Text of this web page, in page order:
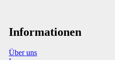
Informationen
Über uns